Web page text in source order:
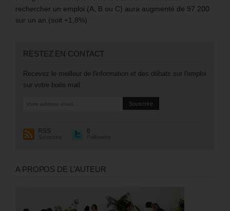
rechercher un emploi (A, B ou C) aura augmenté de 97 200
sur un an (soit +1,8%).
RESTEZ EN CONTACT
Recevez le meilleur de l'information et des débats sur l'emploi
sur votre boite mail.
RSS
Souscrire
0
Followers
A PROPOS DE L’AUTEUR